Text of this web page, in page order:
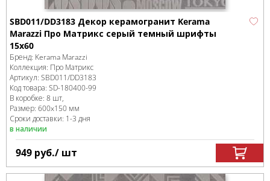
SBD011/DD3183 Декор керамогранит Kerama
Marazzi Про Матрикс серый темный шрифты
15x60
Бренд: Kerama Marazzi
Коллекция: Про Матрикс
Артикул: SBD011/DD3183
Код товара: SD-180400-99
В коробке: 8 шт,
Размер: 600x150 мм
Сроки доставки: 1-3 дня
в наличии
949 руб./ шт